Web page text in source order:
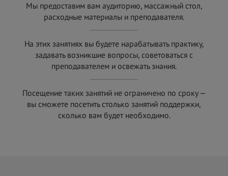
Мы предоставим вам аудиторию, массажный стол,
расходные материалы и преподавателя.
На этих занятиях вы будете нарабатывать практику,
задавать возникшие вопросы, советоваться с
преподавателем и освежать знания.
Посещение таких занятий не ограничено по сроку —
вы сможете посетить столько занятий поддержки,
сколько вам будет необходимо.